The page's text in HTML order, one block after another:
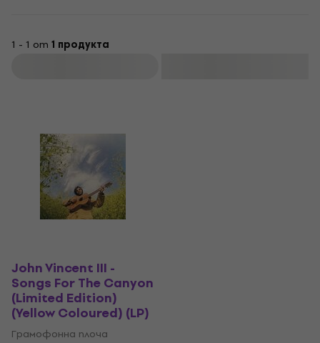
1 - 1 от 1 продукта
John Vincent III -
Songs For The Canyon
(Limited Edition)
(Yellow Coloured) (LP)
Грамофонна плоча